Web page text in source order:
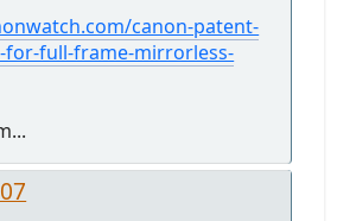
canon-patent-
for-full-frame-mirrorless-